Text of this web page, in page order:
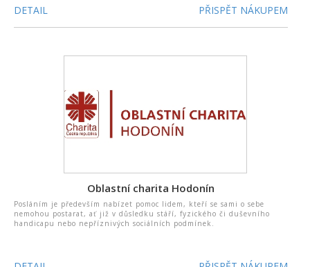
DETAIL PŘISPĚT NÁKUPEM
Oblastní charita Hodonín
Posláním je především nabízet pomoc lidem, kteří se sami o sebe
nemohou postarat, ať již v důsledku stáří, fyzického či duševního
handicapu nebo nepříznivých sociálních podmínek.